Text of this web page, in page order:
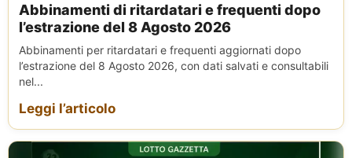
Abbinamenti di ritardatari e frequenti dopo
l’estrazione del 8 Agosto 2026
Abbinamenti per ritardatari e frequenti aggiornati dopo
l’estrazione del 8 Agosto 2026, con dati salvati e consultabili
nel...
Leggi l’articolo